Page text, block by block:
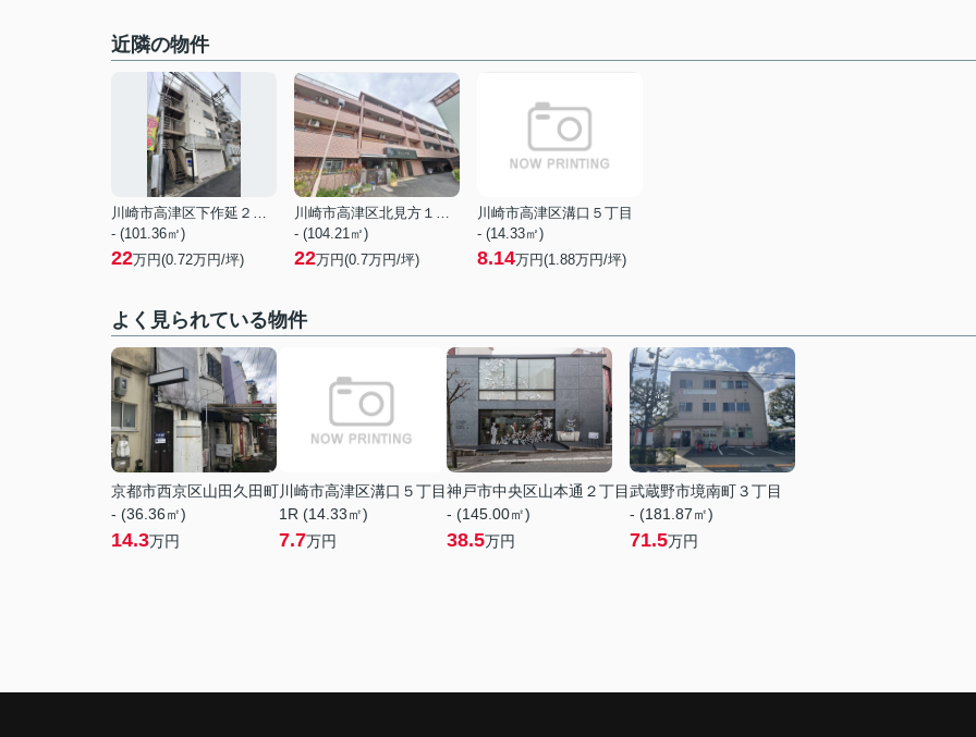
近隣の物件
川崎市高津区下作延２丁目
- (101.36㎡)
22万円(0.72万円/坪)
川崎市高津区北見方１丁目
- (104.21㎡)
22万円(0.7万円/坪)
川崎市高津区溝口５丁目
- (14.33㎡)
8.14万円(1.88万円/坪)
よく見られている物件
京都市西京区山田久田町
- (36.36㎡)
14.3万円
川崎市高津区溝口５丁目
1R (14.33㎡)
7.7万円
神戸市中央区山本通２丁目
- (145.00㎡)
38.5万円
武蔵野市境南町３丁目
- (181.87㎡)
71.5万円